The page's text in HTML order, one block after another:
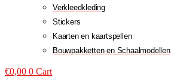
Verkleedkleding
Stickers
Kaarten en kaartspellen
Bouwpakketten en Schaalmodellen
€0,00 0 Cart